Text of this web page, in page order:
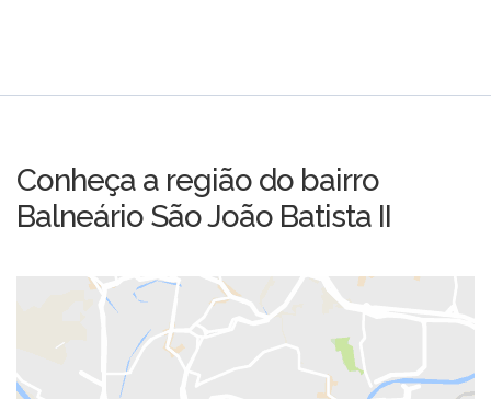
Conheça a região do bairro
Balneário São João Batista II